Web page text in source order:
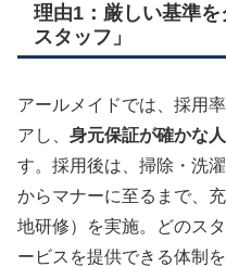
理由1：厳しい基準
スタッフ」
アールメイドでは、採用
アし、 身元保証が確かな
す。採用後は、掃除・洗
からマナーに至るまで、
地研修）を実施。どのス
ービスを提供できる体制